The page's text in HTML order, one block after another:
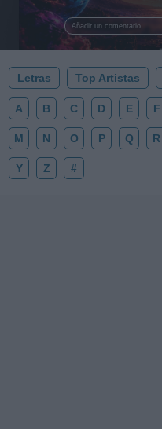
Añadir un comentario ...
al firmamento y
esta colección para
✨⭐
Letras Top Artistas
A B C D E F
M N O P Q R
Y Z #